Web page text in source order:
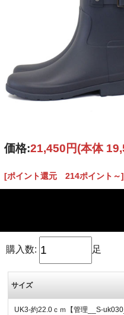
価格:21,450円(本体
[ポイント還元 214ポイント～]
購入数: 足
サイズ
UK3-約22.0ｃｍ【管理__S-